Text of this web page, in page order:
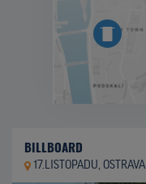
BILLBOARD
17.LISTOPADU, OSTRAVA